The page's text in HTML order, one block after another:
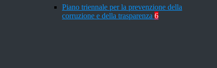
Piano triennale per la prevenzione della
corruzione e della trasparenza 6